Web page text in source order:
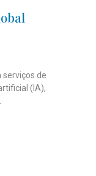
serviços de
(IA),